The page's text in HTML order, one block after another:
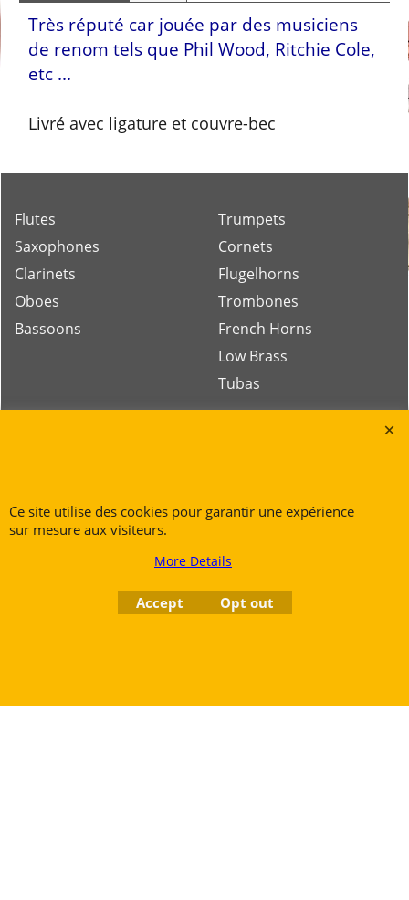
Très réputé car jouée par des musiciens
de renom tels que Phil Wood, Ritchie Cole,
etc ...
Livré avec ligature et couvre-bec
Flutes
Saxophones
Clarinets
Oboes
Bassoons
Trumpets
Cornets
Flugelhorns
Trombones
French Horns
Low Brass
Tubas
Tél. +32 (0) 470 876 817
Ce site utilise des cookies pour garantir une expérience
sur mesure aux visiteurs.
More Details
Accept Opt out